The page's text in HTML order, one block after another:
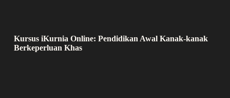
Kursus iKurnia Online: Pendidikan Awal Kanak-kanak
Berkeperluan Khas